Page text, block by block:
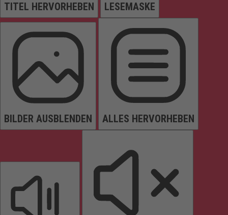
TITEL HERVORHEBEN LESEMASKE
BILDER AUSBLENDEN ALLES HERVORHEBEN